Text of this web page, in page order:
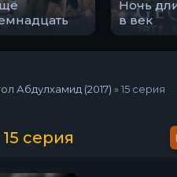
Ночь
в век
Абдулхамид (2017) »15 серия
серия